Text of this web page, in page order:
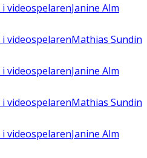
i videospelarenJanine Alm
i videospelarenMathias Sundin
i videospelarenJanine Alm
i videospelarenMathias Sundin
i videospelarenJanine Alm